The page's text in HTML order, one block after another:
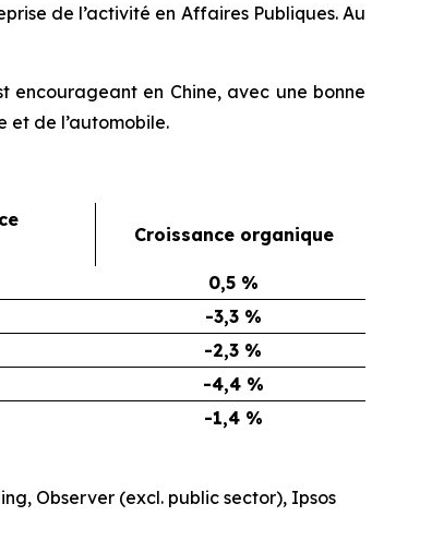
de l’activité en Affaires Publiques. Au
en Chine, avec une bonne
et de l’automobile.
Croissance organique
0,5 %
-3,3 %
-2,3 %
-4,4 %
-1,4 %
Observer (excl. public sector), Ipsos